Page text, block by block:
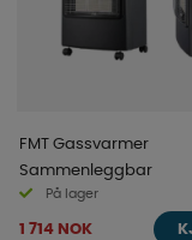
FMT Gassvarmer
Sammenleggbar
På lager
1 714 NOK